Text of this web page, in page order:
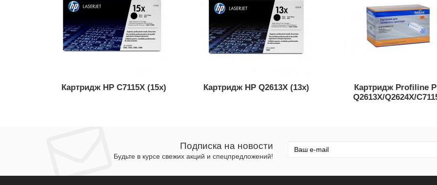
Картридж HP C7115X (15x) Картридж HP Q2613X (13x)
Картридж Profiline
Q2613X/Q2624X/
Подписка на новости
Будьте в курсе свежих акций и спецпредложений!